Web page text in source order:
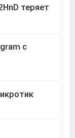
теряет
с